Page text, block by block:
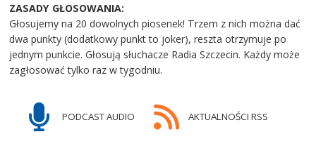
ZASADY GŁOSOWANIA:
Głosujemy na 20 dowolnych piosenek! Trzem z nich można dać
dwa punkty (dodatkowy punkt to joker), reszta otrzymuje po
jednym punkcie. Głosują słuchacze Radia Szczecin. Każdy może
zagłosować tylko raz w tygodniu.
PODCAST AUDIO AKTUALNOŚCI RSS